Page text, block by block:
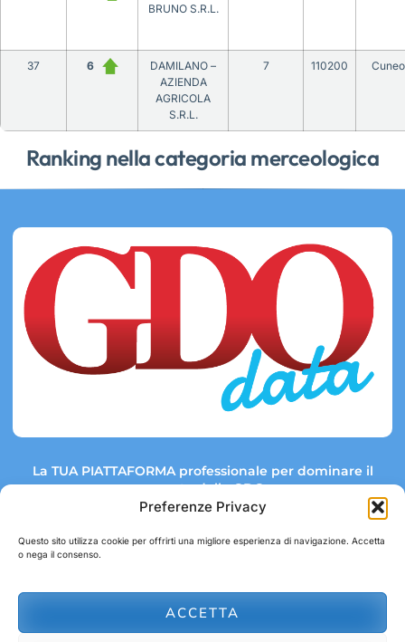
Preferenze Privacy
Questo sito utilizza cookie per offrirti una migliore esperienza di navigazione. Accetta
o nega il consenso.
ACCETTA
Ranking nella categoria merceologica
BRUNO S.R.L.
37 6
DAMILANO –
AZIENDA
AGRICOLA
S.R.L.
7 110200 Cuneo
La TUA PIATTAFORMA professionale per dominare il
mercato della GDO.
Link rapidi:
abbonamenti@gdodata.it